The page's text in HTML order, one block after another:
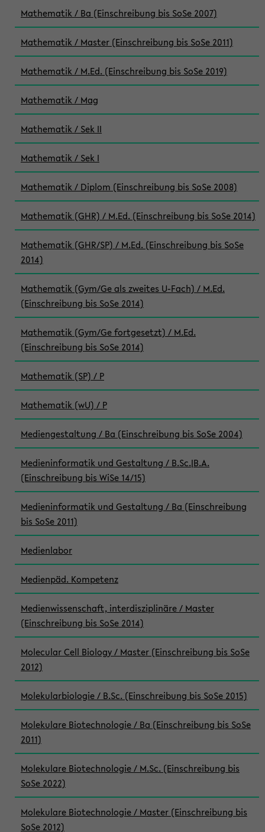
Mathematik / Ba (Einschreibung bis SoSe 2007)
Mathematik / Master (Einschreibung bis SoSe 2011)
Mathematik / M.Ed. (Einschreibung bis SoSe 2019)
Mathematik / Mag
Mathematik / Sek II
Mathematik / Sek I
Mathematik / Diplom (Einschreibung bis SoSe 2008)
Mathematik (GHR) / M.Ed. (Einschreibung bis SoSe 2014)
Mathematik (GHR/SP) / M.Ed. (Einschreibung bis SoSe
2014)
Mathematik (Gym/Ge als zweites U-Fach) / M.Ed.
(Einschreibung bis SoSe 2014)
Mathematik (Gym/Ge fortgesetzt) / M.Ed.
(Einschreibung bis SoSe 2014)
Mathematik (SP) / P
Mathematik (wU) / P
Mediengestaltung / Ba (Einschreibung bis SoSe 2004)
Medieninformatik und Gestaltung / B.Sc.|B.A.
(Einschreibung bis WiSe 14/15)
Medieninformatik und Gestaltung / Ba (Einschreibung
bis SoSe 2011)
Medienlabor
Medienpäd. Kompetenz
Medienwissenschaft, interdisziplinäre / Master
(Einschreibung bis SoSe 2014)
Molecular Cell Biology / Master (Einschreibung bis SoSe
2012)
Molekularbiologie / B.Sc. (Einschreibung bis SoSe 2015)
Molekulare Biotechnologie / Ba (Einschreibung bis SoSe
2011)
Molekulare Biotechnologie / M.Sc. (Einschreibung bis
SoSe 2022)
Molekulare Biotechnologie / Master (Einschreibung bis
SoSe 2012)